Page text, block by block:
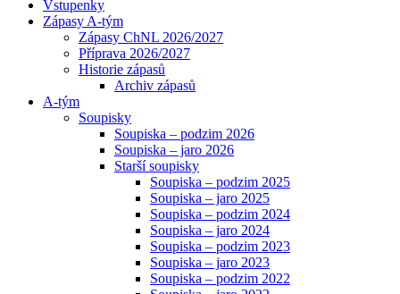
Vstupenky
Zápasy A-tým
Zápasy ChNL 2026/2027
Příprava 2026/2027
Historie zápasů
Archiv zápasů
A-tým
Soupisky
Soupiska – podzim 2026
Soupiska – jaro 2026
Starší soupisky
Soupiska – podzim 2025
Soupiska – jaro 2025
Soupiska – podzim 2024
Soupiska – jaro 2024
Soupiska – podzim 2023
Soupiska – jaro 2023
Soupiska – podzim 2022